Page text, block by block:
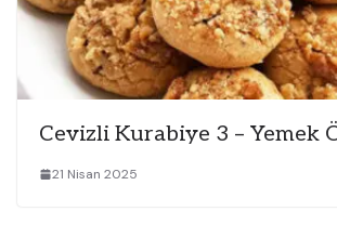
Cevizli Kurabiye 3 – Yemek
21 Nisan 2025